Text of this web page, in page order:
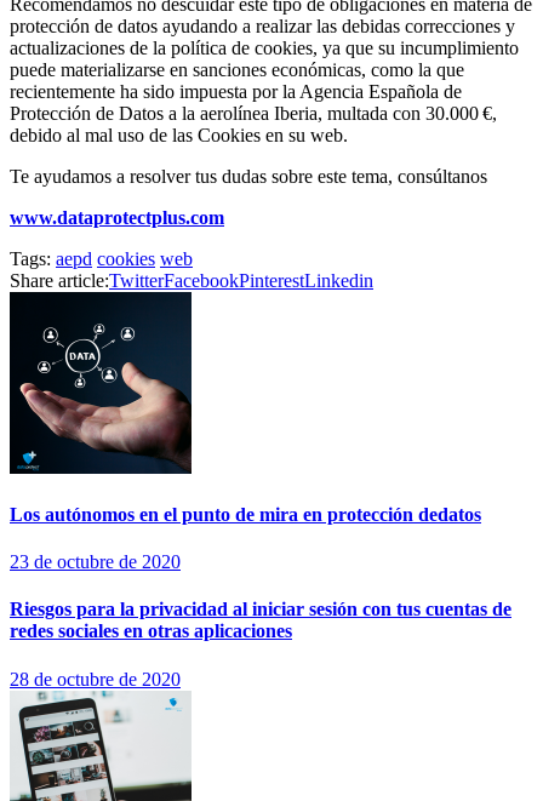
protección de datos ayudando a realizar las debidas correcciones y
actualizaciones de la política de cookies, ya que su incumplimiento
puede materializarse en sanciones económicas, como la que
recientemente ha sido impuesta por la Agencia Española de
Protección de Datos a la aerolínea Iberia, multada con 30.000 €,
debido al mal uso de las Cookies en su web.
Te ayudamos a resolver tus dudas sobre este tema, consúltanos
www.dataprotectplus.com
Tags: aepd cookies web
Share article:TwitterFacebookPinterestLinkedin
Los autónomos en el punto de mira en protección dedatos
23 de octubre de 2020
Riesgos para la privacidad al iniciar sesión con tus cuentas de
redes sociales en otras aplicaciones
28 de octubre de 2020